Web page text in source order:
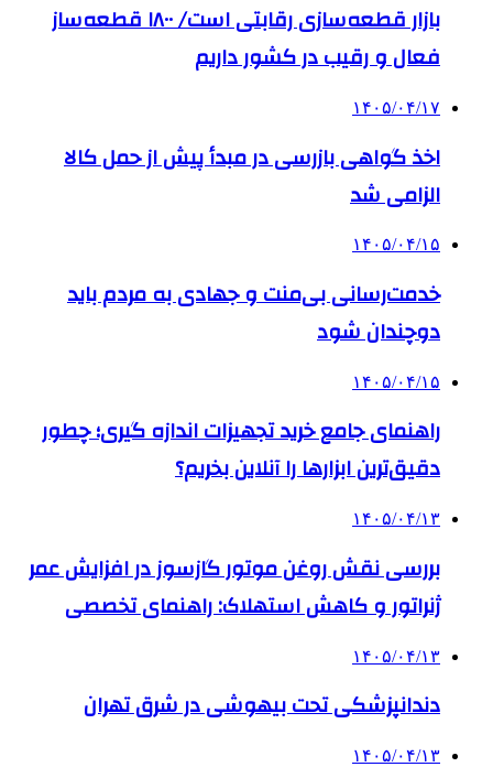
بازار قطعه‌سازی رقابتی است/ ۱۸۰۰ قطعه‌ساز
فعال و رقیب در کشور داریم
۱۴۰۵/۰۴/۱۷
اخذ گواهی بازرسی در مبدأ پیش از حمل کالا
الزامی شد
۱۴۰۵/۰۴/۱۵
خدمت‌رسانی بی‌منت و جهادی به مردم باید
دوچندان شود
۱۴۰۵/۰۴/۱۵
راهنمای جامع خرید تجهیزات اندازه گیری؛ چطور
دقیق‌ترین ابزارها را آنلاین بخریم؟
۱۴۰۵/۰۴/۱۳
بررسی نقش روغن موتور گازسوز در افزایش عمر
ژنراتور و کاهش استهلاک: راهنمای تخصصی
۱۴۰۵/۰۴/۱۳
دندانپزشکی تحت بیهوشی در شرق تهران
۱۴۰۵/۰۴/۱۳